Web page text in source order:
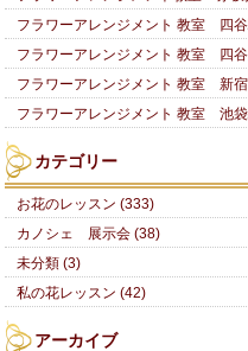
フラワーアレンジメント 教室 四谷
フラワーアレンジメント 教室 四谷
フラワーアレンジメント 教室 新宿
フラワーアレンジメント 教室 池袋
カテゴリー
お花のレッスン (333)
カノシェ 展示会 (38)
未分類 (3)
私の花レッスン (42)
アーカイブ